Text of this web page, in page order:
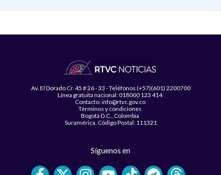
Av. El Dorado Cr. 45 # 26 - 33 - Teléfonos (+57)(601) 2200700
Línea gratuita nacional: 018000 123 414
Contacto: info@rtvc.gov.co
Términos y condiciones
Bogotá D.C., Colombia
Suramérica, Código Postal: 111321
Síguenos en